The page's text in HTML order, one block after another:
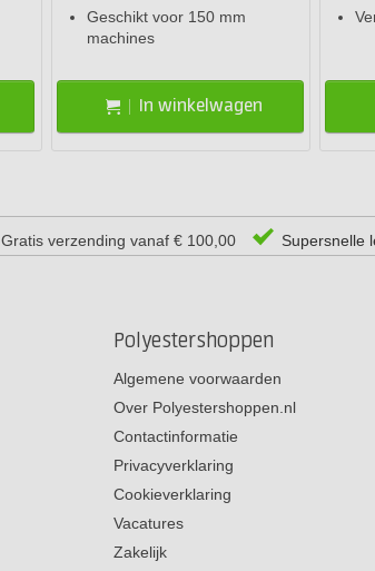
Geschikt voor 150 mm
machines
In winkelwagen
Gratis verzending vanaf € 100,00 Supersnelle
Polyestershoppen
Algemene voorwaarden
Over Polyestershoppen.nl
Contactinformatie
Privacyverklaring
Cookieverklaring
Vacatures
Zakelijk